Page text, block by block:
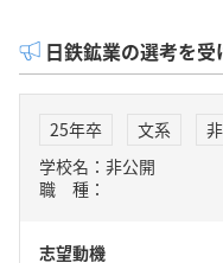
日鉄鉱業の選考を
25年卒 文系
学校名：非公開
職 種：
志望動機